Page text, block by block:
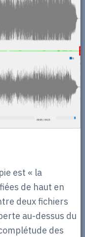
est « la
de haut en
deux fichiers
au-dessus du
des